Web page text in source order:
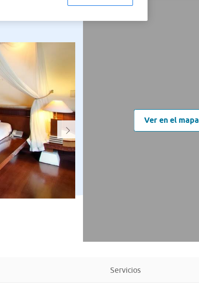
Ver en el mapa
Servicios